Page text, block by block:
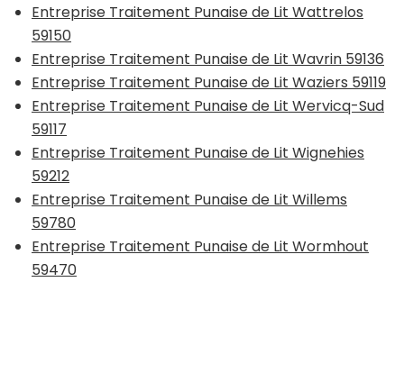
Entreprise Traitement Punaise de Lit Wattrelos
59150
Entreprise Traitement Punaise de Lit Wavrin 59136
Entreprise Traitement Punaise de Lit Waziers 59119
Entreprise Traitement Punaise de Lit Wervicq-Sud
59117
Entreprise Traitement Punaise de Lit Wignehies
59212
Entreprise Traitement Punaise de Lit Willems
59780
Entreprise Traitement Punaise de Lit Wormhout
59470